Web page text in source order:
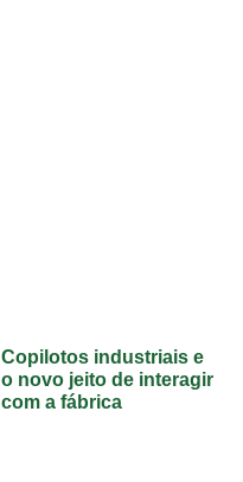
Copilotos industriais e
o novo jeito de interagir
com a fábrica